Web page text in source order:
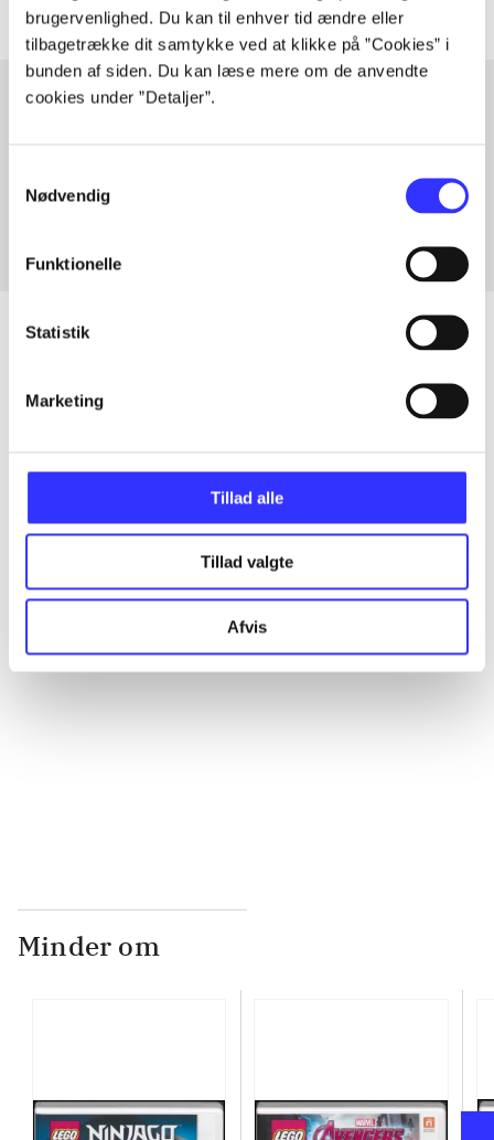
brugervenlighed. Du kan til enhver tid ændre eller
tilbagetrække dit samtykke ved at klikke på ”Cookies” i
bunden af siden. Du kan læse mere om de anvendte
cookies under ”Detaljer”.
Nødvendig
Funktionelle
Statistik
Marketing
Tillad alle
Tillad valgte
Afvis
Artikler
Minder om